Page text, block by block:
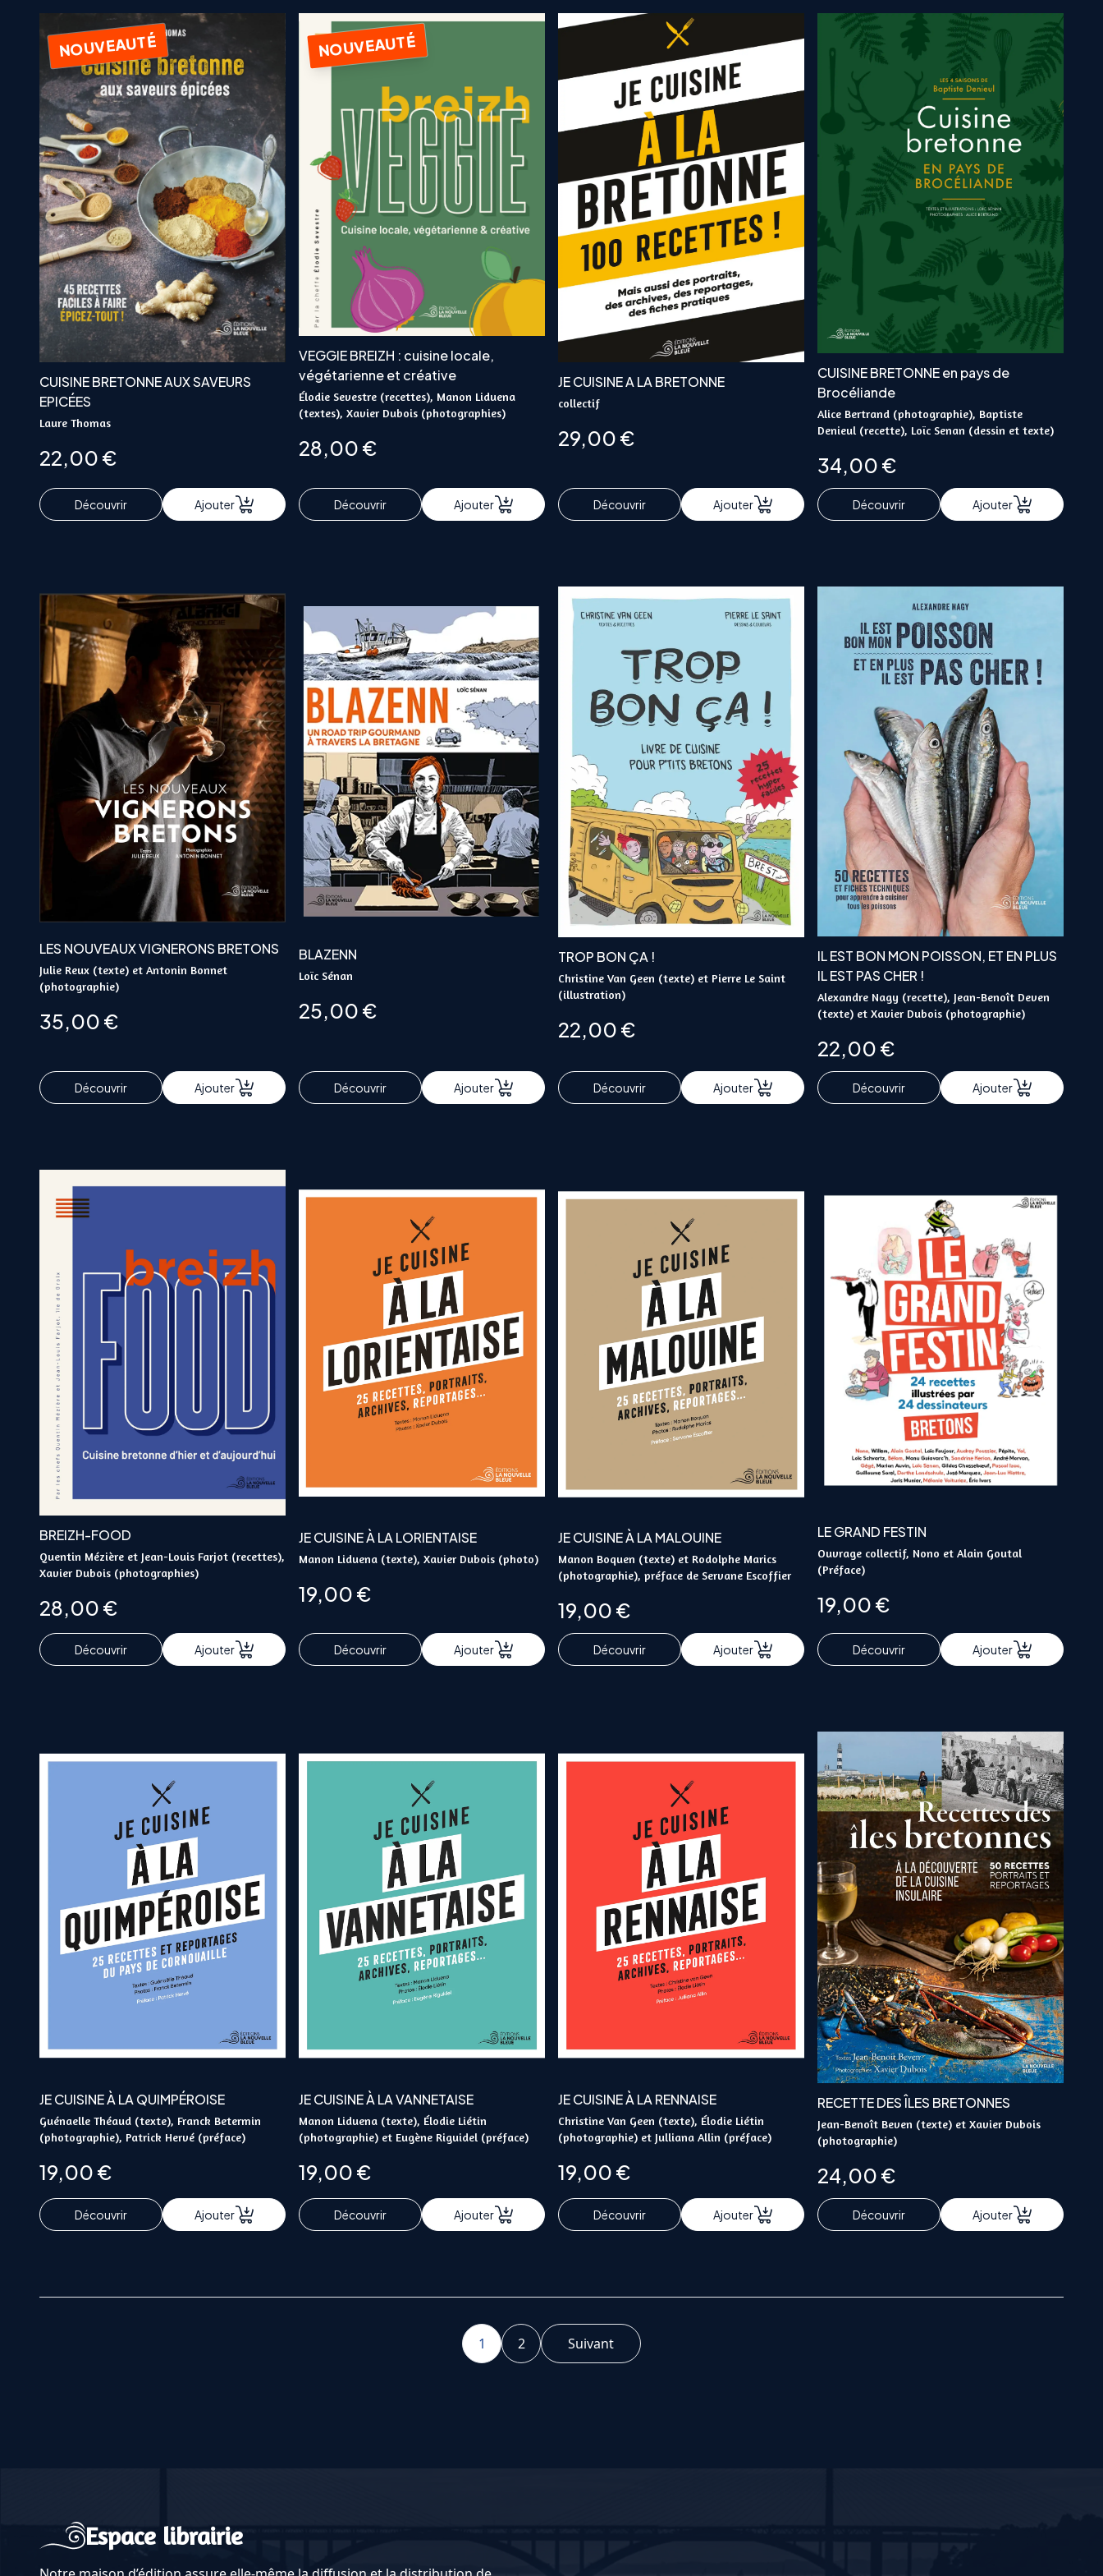
NOUVEAUTÉ
CUISINE BRETONNE AUX SAVEURS
EPICÉES
Laure Thomas
22,00 €
Découvrir Ajouter
NOUVEAUTÉ
VEGGIE BREIZH : cuisine locale,
végétarienne et créative
Élodie Sevestre (recettes), Manon Liduena
(textes), Xavier Dubois (photographies)
28,00 €
Découvrir Ajouter
JE CUISINE A LA BRETONNE
collectif
29,00 €
Découvrir Ajouter
CUISINE BRETONNE en pays de
Brocéliande
Alice Bertrand (photographie), Baptiste
Denieul (recette), Loïc Senan (dessin et texte)
34,00 €
Découvrir Ajouter
LES NOUVEAUX VIGNERONS BRETONS
Julie Reux (texte) et Antonin Bonnet
(photographie)
35,00 €
Découvrir Ajouter
BLAZENN
Loïc Sénan
25,00 €
Découvrir Ajouter
TROP BON ÇA !
Christine Van Geen (texte) et Pierre Le Saint
(illustration)
22,00 €
Découvrir Ajouter
IL EST BON MON POISSON, ET EN PLUS
IL EST PAS CHER !
Alexandre Nagy (recette), Jean-Benoît Deven
(texte) et Xavier Dubois (photographie)
22,00 €
Découvrir Ajouter
BREIZH-FOOD
Quentin Mézière et Jean-Louis Farjot (recettes),
Xavier Dubois (photographies)
28,00 €
Découvrir Ajouter
JE CUISINE À LA LORIENTAISE
Manon Liduena (texte), Xavier Dubois (photo)
19,00 €
Découvrir Ajouter
JE CUISINE À LA MALOUINE
Manon Boquen (texte) et Rodolphe Marics
(photographie), préface de Servane Escoffier
19,00 €
Découvrir Ajouter
LE GRAND FESTIN
Ouvrage collectif, Nono et Alain Goutal
(Préface)
19,00 €
Découvrir Ajouter
JE CUISINE À LA QUIMPÉROISE
Guénaelle Théaud (texte), Franck Betermin
(photographie), Patrick Hervé (préface)
19,00 €
Découvrir Ajouter
JE CUISINE À LA VANNETAISE
Manon Liduena (texte), Élodie Liétin
(photographie) et Eugène Riguidel (préface)
19,00 €
Découvrir Ajouter
JE CUISINE À LA RENNAISE
Christine Van Geen (texte), Élodie Liétin
(photographie) et Julliana Allin (préface)
19,00 €
Découvrir Ajouter
RECETTE DES ÎLES BRETONNES
Jean-Benoît Beven (texte) et Xavier Dubois
(photographie)
24,00 €
Découvrir Ajouter
1 2 Suivant
Espace librairie